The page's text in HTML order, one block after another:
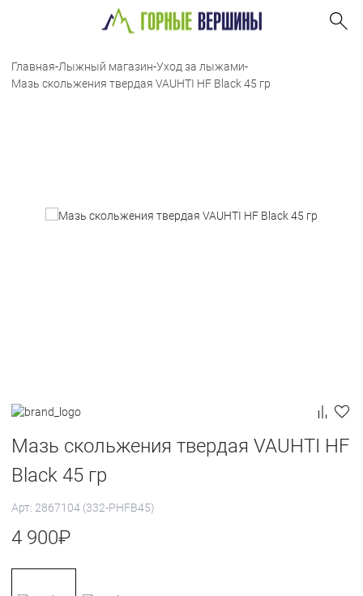
Главная-Лыжный магазин-Уход за лыжами-
Мазь скольжения твердая VAUHTI HF Black 45 гр
Мазь скольжения твердая VAUHTI HF
Black 45 гр
Арт: 2867104 (332-PHFB45)
4 900₽